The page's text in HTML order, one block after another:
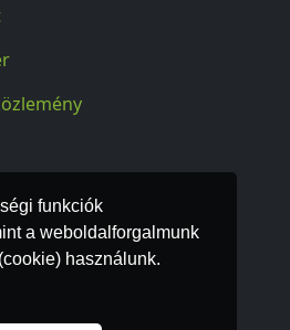
funkciók
a weboldalforgalmunk
használunk.